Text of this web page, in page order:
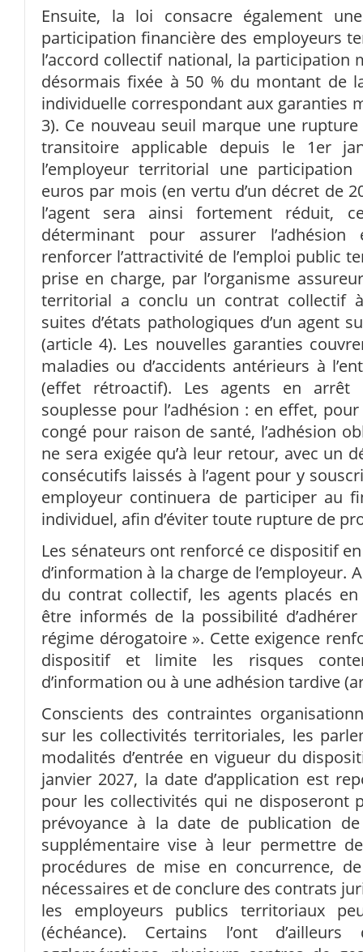
Ensuite, la loi consacre également
participation financière des employeurs
l’accord collectif national, la participation
désormais fixée à 50 % du montant de
individuelle correspondant aux garanties
3). Ce nouveau seuil marque une
transitoire applicable depuis le 1er
l’employeur territorial une
euros par mois (en vertu d’un décret de
l’agent sera ainsi fortement réduit,
déterminant pour assurer
renforcer l’attractivité de l’emploi public
prise en charge, par l’organisme
territorial a conclu un contrat collectif
suites d’états pathologiques d’un agent
(article 4). Les nouvelles garanties
maladies ou d’accidents antérieurs à
(effet rétroactif). Les agents en arrêt
souplesse pour l’adhésion : en effet,
congé pour raison de santé, l’adhésion
ne sera exigée qu’à leur retour, avec un
consécutifs laissés à l’agent pour y
employeur continuera de participer au
individuel, afin d’éviter toute rupture de
Les sénateurs ont renforcé ce dispositif
d’information à la charge de l’employeur.
du contrat collectif, les agents placés
être informés de la possibilité
régime dérogatoire ». Cette exigence
dispositif et limite les risques
d’information ou à une adhésion tardive
Conscients des contraintes
sur les collectivités territoriales, les
modalités d’entrée en vigueur du
janvier 2027, la date d’application est
pour les collectivités qui ne disposeront
prévoyance à la date de publication
supplémentaire vise à leur permettre
procédures de mise en concurrence,
nécessaires et de conclure des contrats
les employeurs publics territoriaux
(échéance). Certains l’ont